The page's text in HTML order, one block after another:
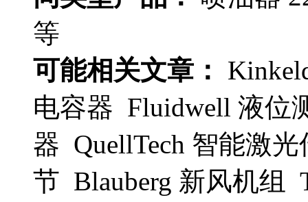
等
可能相关文章：
电容器 Fluidwell 液位
器 QuellTech 智能激
节 Blauberg 新风机组